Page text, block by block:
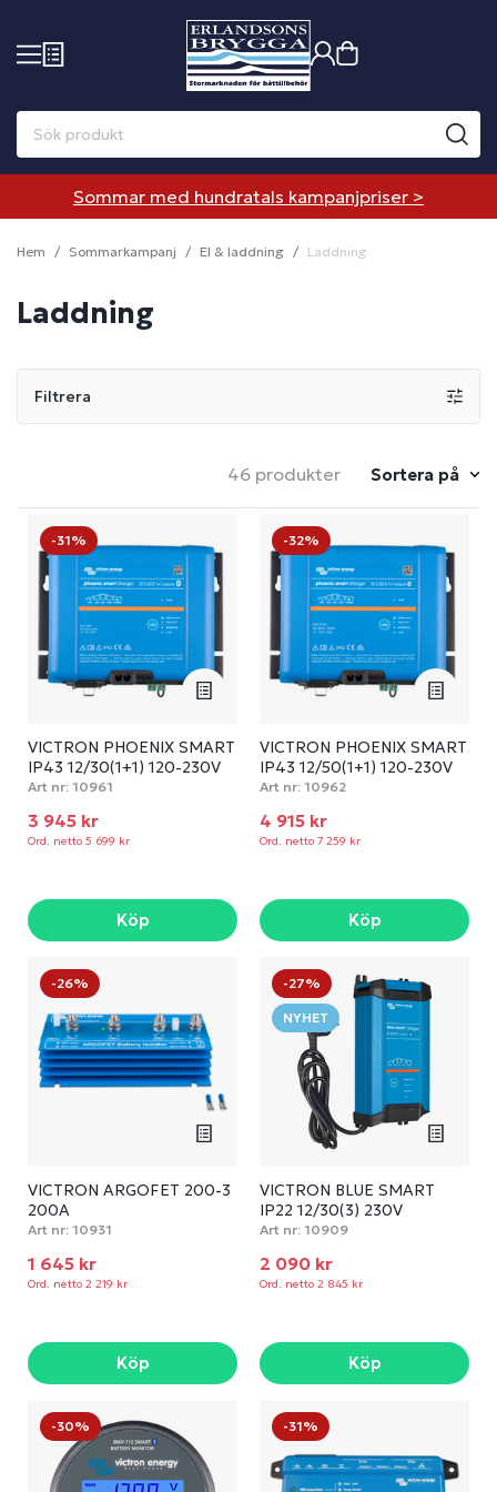
Sommar med hundratals kampanjpriser >
Hem Sommarkampanj El & laddning Laddning
Laddning
Filtrera
46 produkter Sortera på
-31%
VICTRON PHOENIX SMART
IP43 12/30(1+1) 120-230V
Art nr: 10961
3 945 kr
Ord. netto 5 699 kr
Köp
-32%
VICTRON PHOENIX SMART
IP43 12/50(1+1) 120-230V
Art nr: 10962
4 915 kr
Ord. netto 7 259 kr
Köp
-26%
VICTRON ARGOFET 200-3
200A
Art nr: 10931
1 645 kr
Ord. netto 2 219 kr
Köp
-27%
NYHET
VICTRON BLUE SMART
IP22 12/30(3) 230V
Art nr: 10909
2 090 kr
Ord. netto 2 845 kr
Köp
-30% -31%